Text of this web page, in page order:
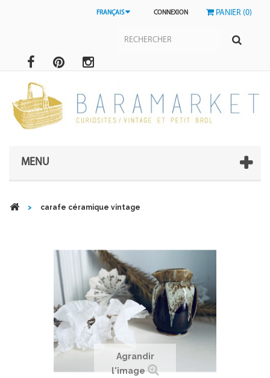
PANIER (0)
CONNEXION
FRANÇAIS
MENU
> carafe céramique vintage
Agrandir
l'image